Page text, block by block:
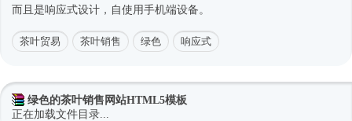
而且是响应式设计，自使用手机端设备。
茶叶贸易 茶叶销售 绿色 响应式
绿色的茶叶销售网站HTML5模板
正在加载文件目录...